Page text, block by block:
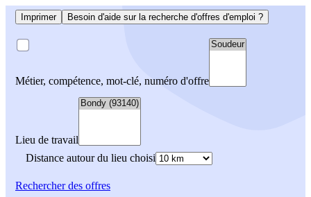
Imprimer Besoin d'aide sur la recherche d'offres d'emploi ?
Métier, compétence, mot-clé, numéro d'offre
Lieu de travail
Distance autour du lieu choisi
Rechercherdes offres